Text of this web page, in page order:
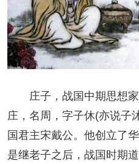
庄子，战国中期思想家
庄，名周，字子休(亦说子
国君主宋戴公。他创立了
是继老子之后，战国时期